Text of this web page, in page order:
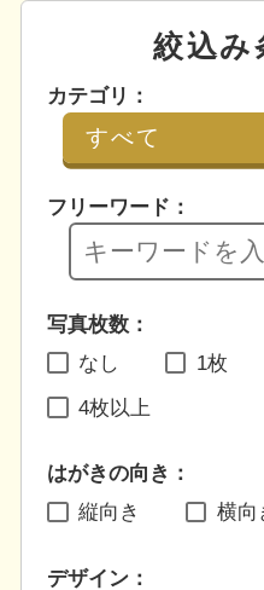
絞込み
カテゴリ：
フリーワード：
写真枚数：
なし
1枚
4枚以上
はがきの向き：
縦向き
横向
デザイン：